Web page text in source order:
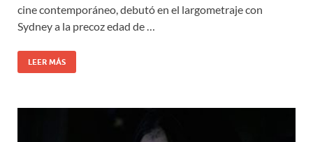
cine contemporáneo, debutó en el largometraje con
Sydney a la precoz edad de …
LEER MÁS